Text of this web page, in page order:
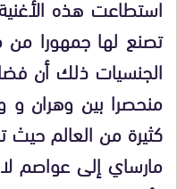
استطاعت هذه
تصنع لها جمهورا
الجنسيات ذلك أن
منحصرا بين وهران
كثيرة من العالم
مارساي إلى عواصم